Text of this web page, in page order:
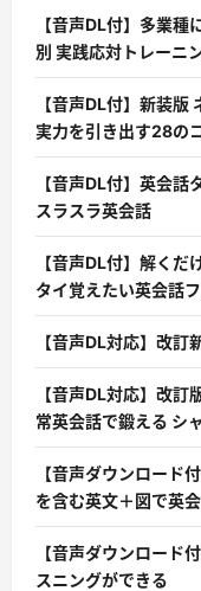
【音声DL付】多業種
別 実践応対トレーニ
【音声DL付】新装版
実力を引き出す28の
【音声DL付】英会
スラスラ英会話
【音声DL付】解く
タイ覚えたい英会話
【音声DL対応】改
【音声DL対応】改
常英会話で鍛える シ
【音声ダウンロード
を含む英文＋図で英
【音声ダウンロード
スニングができる